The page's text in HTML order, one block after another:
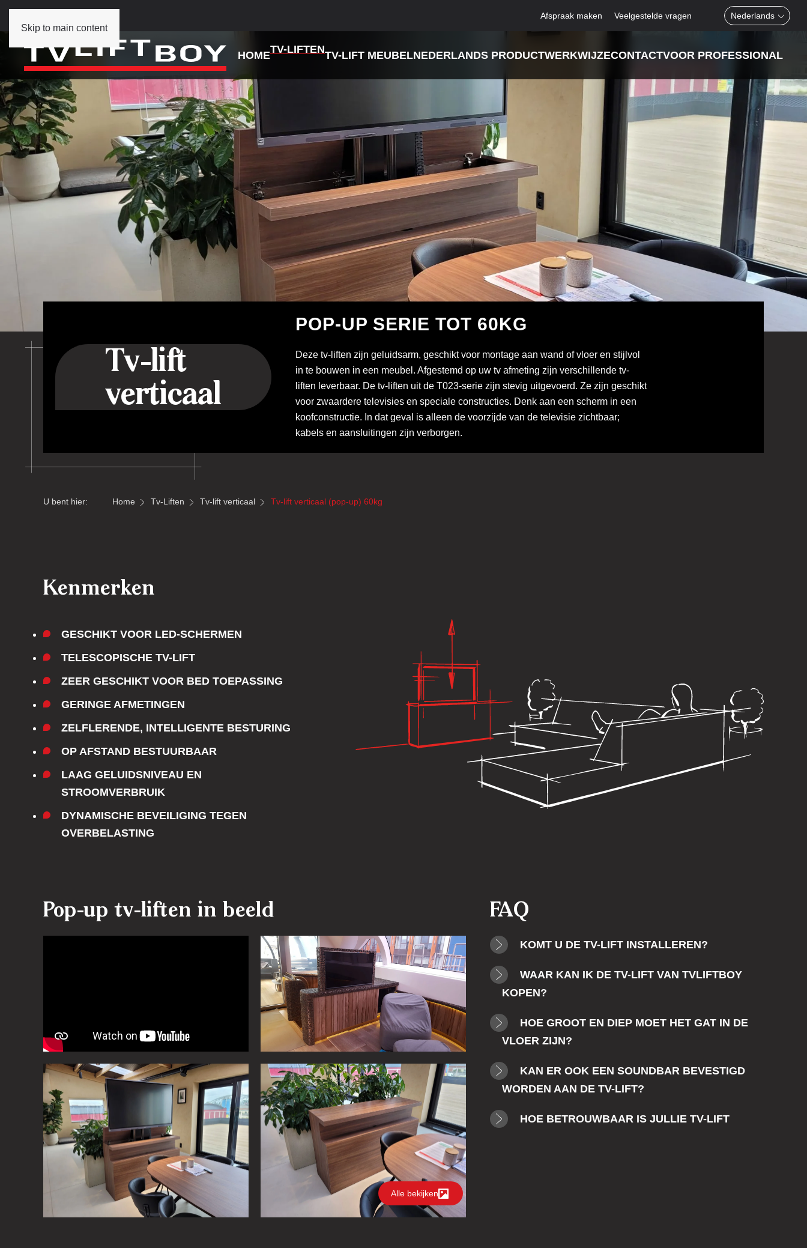
Skip to main content
Afspraak maken Veelgestelde vragen
HOMETV-LIFTENTV-LIFT MEUBELNEDERLANDS PRODUCTWERKWIJZECONTACTVOOR PROFESSIONAL
Tv-lift
verticaal
POP-UP SERIE TOT 60KG
Deze tv-liften zijn geluidsarm, geschikt voor montage aan wand of vloer en stijlvol
in te bouwen in een meubel. Afgestemd op uw tv afmeting zijn verschillende tv-
liften leverbaar. De tv-liften uit de T023-serie zijn stevig uitgevoerd. Ze zijn geschikt
voor zwaardere televisies en speciale constructies. Denk aan een scherm in een
koofconstructie. In dat geval is alleen de voorzijde van de televisie zichtbaar;
kabels en aansluitingen zijn verborgen.
U bent hier: Home Tv-Liften Tv-lift verticaal Tv-lift verticaal (pop-up) 60kg
Kenmerken
GESCHIKT VOOR LED-SCHERMEN
TELESCOPISCHE TV-LIFT
ZEER GESCHIKT VOOR BED TOEPASSING
GERINGE AFMETINGEN
ZELFLERENDE, INTELLIGENTE BESTURING
OP AFSTAND BESTUURBAAR
LAAG GELUIDSNIVEAU EN
STROOMVERBRUIK
DYNAMISCHE BEVEILIGING TEGEN
OVERBELASTING
Pop-up tv-liften in beeld
Alle bekijken
FAQ
KOMT U DE TV-LIFT INSTALLEREN?
WAAR KAN IK DE TV-LIFT VAN TVLIFTBOY
KOPEN?
HOE GROOT EN DIEP MOET HET GAT IN DE
VLOER ZIJN?
KAN ER OOK EEN SOUNDBAR BEVESTIGD
WORDEN AAN DE TV-LIFT?
HOE BETROUWBAAR IS JULLIE TV-LIFT